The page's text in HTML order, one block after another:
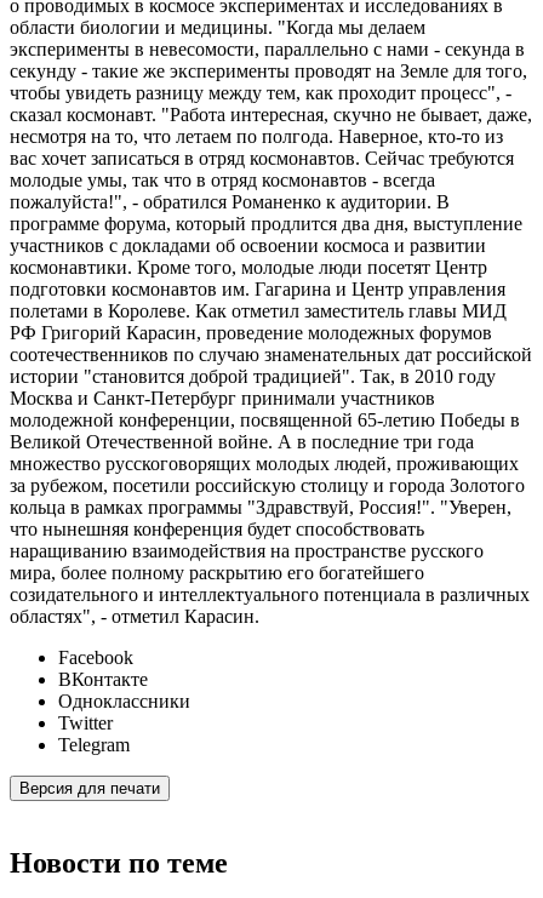
о проводимых в космосе экспериментах и исследованиях в
области биологии и медицины. "Когда мы делаем
эксперименты в невесомости, параллельно с нами - секунда в
секунду - такие же эксперименты проводят на Земле для того,
чтобы увидеть разницу между тем, как проходит процесс", -
сказал космонавт. "Работа интересная, скучно не бывает, даже,
несмотря на то, что летаем по полгода. Наверное, кто-то из
вас хочет записаться в отряд космонавтов. Сейчас требуются
молодые умы, так что в отряд космонавтов - всегда
пожалуйста!", - обратился Романенко к аудитории. В
программе форума, который продлится два дня, выступление
участников с докладами об освоении космоса и развитии
космонавтики. Кроме того, молодые люди посетят Центр
подготовки космонавтов им. Гагарина и Центр управления
полетами в Королеве. Как отметил заместитель главы МИД
РФ Григорий Карасин, проведение молодежных форумов
соотечественников по случаю знаменательных дат российской
истории "становится доброй традицией". Так, в 2010 году
Москва и Санкт-Петербург принимали участников
молодежной конференции, посвященной 65-летию Победы в
Великой Отечественной войне. А в последние три года
множество русскоговорящих молодых людей, проживающих
за рубежом, посетили российскую столицу и города Золотого
кольца в рамках программы "Здравствуй, Россия!". "Уверен,
что нынешняя конференция будет способствовать
наращиванию взаимодействия на пространстве русского
мира, более полному раскрытию его богатейшего
созидательного и интеллектуального потенциала в различных
областях", - отметил Карасин.
Facebook
ВКонтакте
Одноклассники
Twitter
Telegram
Версия для печати
Новости по теме